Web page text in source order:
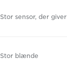
Stor sensor, der
Stor blænde